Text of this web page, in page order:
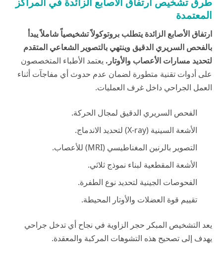
المعتمدة
ارتفاق الأصابع الزائدة يتطلب بروتوكولاً تشخيصياً شاملاً يبدأ
بالفحص السريري الدقيق وينتهي بالتصوير الشعاعي المتقدم
لتحديد مسارات الأعصاب والأوتار. يعتمد الأطباء المتخصصون
على أدوات تقنية متطورة لضمان عدم حدوث أي مفاجآت أثناء
العمل الجراحي داخل غرف العمليات.
الفحص السريري الدقيق لمجال الحركة.
الأشعة السينية (X-ray) لتحديد الاندماج.
التصوير بالرنين المغناطيسي (MRI) للأعصاب.
الأشعة المقطعية لبناء نموذج ثلاثي.
الفحوصات الجينية لتحديد نوع الطفرة.
تقييم قوة العضلات والأوتار المحيطة.
يعد التشخيص المبكر حجر الزاوية في نجاح أي تدخل جراحي
يهدف إلى تصحيح هذه التشوهات المركبة والمعقدة.